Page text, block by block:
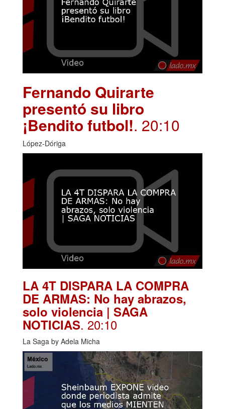
Fernando Quirarte
presentó su libro
¡Bendito futbol!. 20:10
López-Dóriga
LA 4T DISPARA LA COMPRA
DE ARMAS: No hay abrazos,
solo violencia | SAGA
NOTICIAS. 20:10
La Saga by Adela Micha